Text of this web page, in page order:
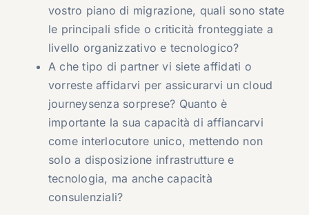
vostro piano di migrazione, quali sono state
le principali sfide o criticità fronteggiate a
livello organizzativo e tecnologico?
A che tipo di partner vi siete affidati o
vorreste affidarvi per assicurarvi un cloud
journeysenza sorprese? Quanto è
importante la sua capacità di affiancarvi
come interlocutore unico, mettendo non
solo a disposizione infrastrutture e
tecnologia, ma anche capacità
consulenziali?